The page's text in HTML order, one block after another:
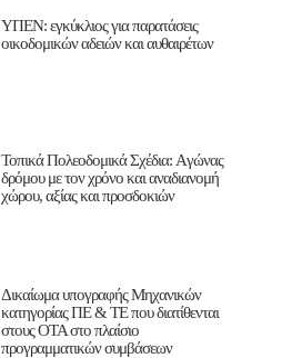
ΥΠΕΝ: εγκύκλιος για παρατάσεις
οικοδομικών αδειών και αυθαιρέτων
Τοπικά Πολεοδομικά Σχέδια: Aγώνας
δρόμου με τον χρόνο και αναδιανομή
χώρου, αξίας και προσδοκιών
Δικαίωμα υπογραφής Μηχανικών
κατηγορίας ΠΕ & ΤΕ που διατίθενται
στους ΟΤΑ στο πλαίσιο
προγραμματικών συμβάσεων